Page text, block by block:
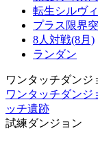
転生シルヴ
プラス限界
8人対戦(8月)
ランダン
ワンタッチダンジ
ワンタッチダンジ
ッチ遺跡
試練ダンジョン